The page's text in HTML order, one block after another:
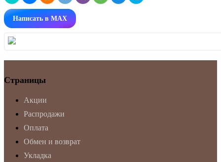
Написать в MAX
Страницы
Акции
Распродажи
Оплата
Обмен и возврат
Укладка